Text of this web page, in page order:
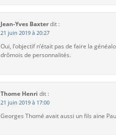
Jean-Yves Baxterdit :
21 juin 2019 à 20:27
Oui, l’objectif n’était pas de faire la
drômois de personnalités.
Thome Henri dit :
21 juin 2019 à 17:00
Georges Thomé avait aussi un fils aine